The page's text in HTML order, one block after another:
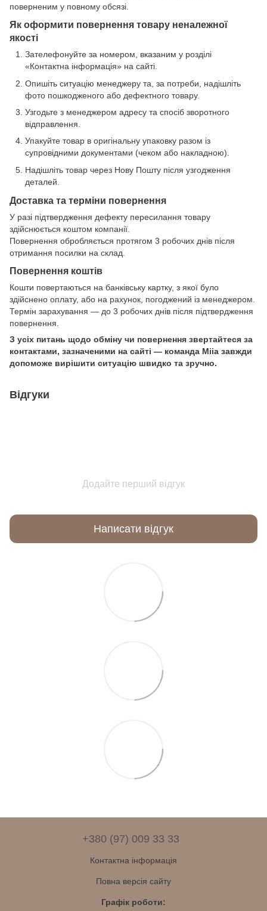
поверненим у повному обсязі.
Як оформити повернення товару неналежної
якості
Зателефонуйте за номером, вказаним у розділі
«Контактна інформація» на сайті.
Опишіть ситуацію менеджеру та, за потреби, надішліть
фото пошкодженого або дефектного товару.
Узгодьте з менеджером адресу та спосіб зворотного
відправлення.
Упакуйте товар в оригінальну упаковку разом із
супровідними документами (чеком або накладною).
Надішліть товар через Нову Пошту після узгодження
деталей.
Доставка та терміни повернення
У разі підтвердження дефекту пересилання товару
здійснюється коштом компанії.
Повернення обробляється протягом 3 робочих днів після
отримання посилки на склад.
Повернення коштів
Кошти повертаються на банківську картку, з якої було
здійснено оплату, або на рахунок, погоджений із менеджером.
Термін зарахування — до 3 робочих днів після підтвердження
повернення.
З усіх питань щодо обміну чи повернення звертайтеся за
контактами, зазначеними на сайті — команда Miia завжди
допоможе вирішити ситуацію швидко та зручно.
Відгуки
Додайте перший відгук
Написати відгук
+380 (97) 009 33 33
Контактна інформація
Повна версія сайту
Графік роботи: